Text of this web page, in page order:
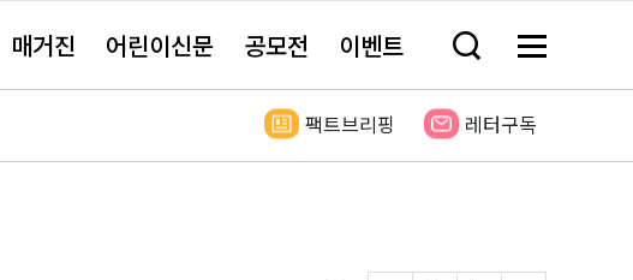
매거진 어린이신문 공모전 이벤트 검
창
기
메
전
보
팩트브리핑 레터구독